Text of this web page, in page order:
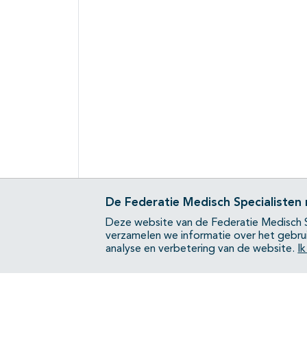
De Federatie Medisch
Deze website van de Federatie Medisch
verzamelen we informatie over het
analyse en verbetering van de website.